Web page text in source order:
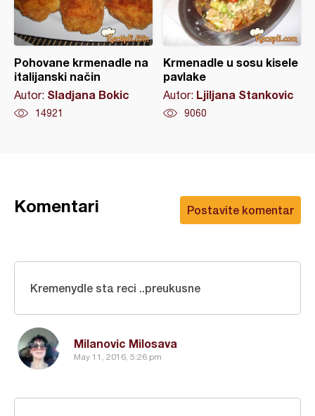
Pohovane krmenadle na
italijanski način
Autor: Sladjana Bokic
14921
Krmenadle u sosu kisele
pavlake
Autor: Ljiljana Stankovic
9060
Postavite komentar
Komentari
Milanovic Milosava
May 11, 2016, 5:26 pm
Kremenydle sta reci ..preukusne